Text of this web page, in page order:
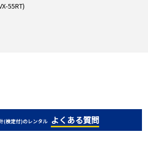
55RT)
(検定付)のレンタル よくある質問